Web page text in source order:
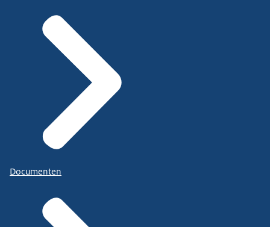
Documenten